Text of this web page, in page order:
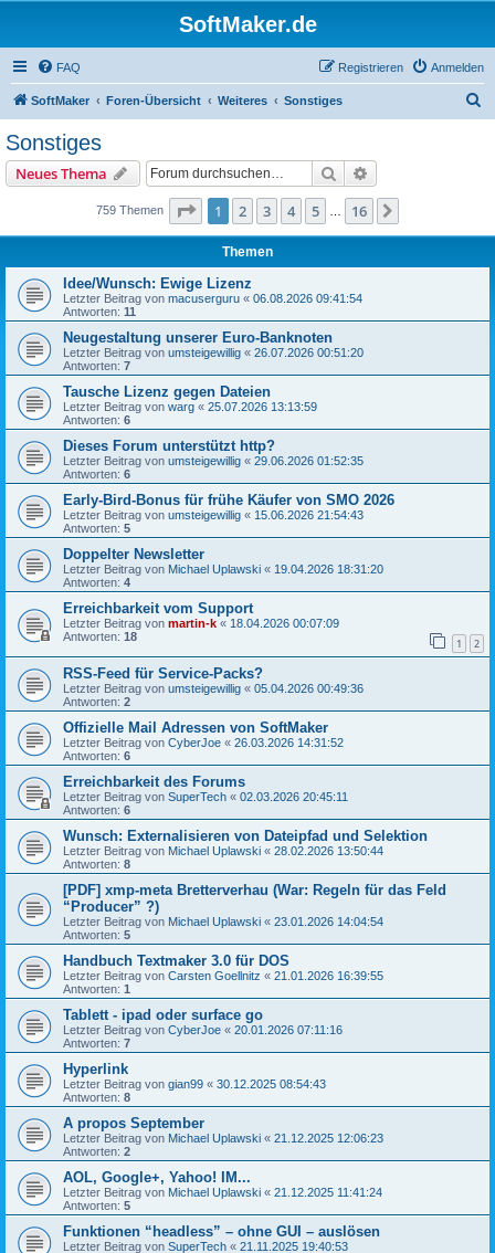
SoftMaker.de
FAQ Anmelden
Registrieren
SoftMaker Foren-Übersicht Weiteres Sonstiges
Sonstiges
Neues Thema Suche
759 Themen Seite 1von 16
1 2 3 4 5 16
Themen
Idee/Wunsch: Ewige Lizenz
Letzter Beitrag von macuserguru « 06.08.2026 09:41:54
Antworten: 11
Neugestaltung unserer Euro-Banknoten
Letzter Beitrag von umsteigewillig « 26.07.2026 00:51:20
Antworten: 7
Tausche Lizenz gegen Dateien
Letzter Beitrag von warg « 25.07.2026 13:13:59
Antworten: 6
Dieses Forum unterstützt http?
Letzter Beitrag von umsteigewillig « 29.06.2026 01:52:35
Antworten: 6
Early-Bird-Bonus für frühe Käufer von SMO 2026
Letzter Beitrag von umsteigewillig « 15.06.2026 21:54:43
Antworten: 5
Doppelter Newsletter
Letzter Beitrag von Michael Uplawski « 19.04.2026 18:31:20
Antworten: 4
Erreichbarkeit vom Support
Letzter Beitrag von martin-k « 18.04.2026 00:07:09
Antworten: 18 1 2
RSS-Feed für Service-Packs?
Letzter Beitrag von umsteigewillig « 05.04.2026 00:49:36
Antworten: 2
Offizielle Mail Adressen von SoftMaker
Letzter Beitrag von CyberJoe « 26.03.2026 14:31:52
Antworten: 6
Erreichbarkeit des Forums
Letzter Beitrag von SuperTech « 02.03.2026 20:45:11
Antworten: 6
Wunsch: Externalisieren von Dateipfad und Selektion
Letzter Beitrag von Michael Uplawski « 28.02.2026 13:50:44
Antworten: 8
[PDF] xmp-meta Bretterverhau (War: Regeln für das Feld
“Producer” ?)
Letzter Beitrag von Michael Uplawski « 23.01.2026 14:04:54
Antworten: 5
Handbuch Textmaker 3.0 für DOS
Letzter Beitrag von Carsten Goellnitz « 21.01.2026 16:39:55
Antworten: 1
Tablett - ipad oder surface go
Letzter Beitrag von CyberJoe « 20.01.2026 07:11:16
Antworten: 7
Hyperlink
Letzter Beitrag von gian99 « 30.12.2025 08:54:43
Antworten: 8
A propos September
Letzter Beitrag von Michael Uplawski « 21.12.2025 12:06:23
Antworten: 2
AOL, Google+, Yahoo! IM...
Letzter Beitrag von Michael Uplawski « 21.12.2025 11:41:24
Antworten: 5
Funktionen “headless” – ohne GUI – auslösen
Letzter Beitrag von SuperTech « 21.11.2025 19:40:53